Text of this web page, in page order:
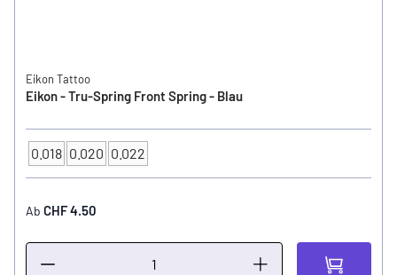
Eikon Tattoo
Eikon - Tru-Spring Front Spring - Blau
Feder Grösse
0.018 0.020 0.022
Ab CHF 4.50